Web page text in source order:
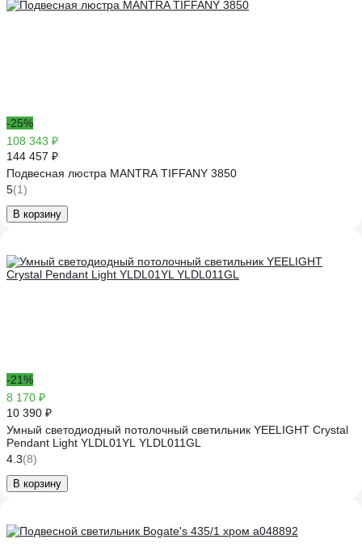
-25%
108 343 ₽
144 457 ₽
Подвесная люстра MANTRA TIFFANY 3850
5(1)
В корзину
-21%
8 170 ₽
10 390 ₽
Умный светодиодный потолочный светильник YEELIGHT Crystal
Pendant Light YLDL01YL YLDL011GL
4.3(8)
В корзину